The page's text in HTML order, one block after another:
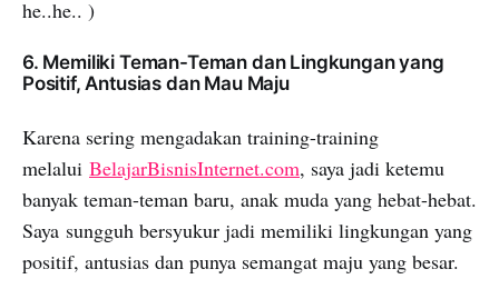
he..he.. )
6. Memiliki Teman-Teman dan Lingkungan yang
Positif, Antusias dan Mau Maju
Karena sering mengadakan training-training
melalui BelajarBisnisInternet.com, saya jadi ketemu
banyak teman-teman baru, anak muda yang hebat-hebat.
Saya sungguh bersyukur jadi memiliki lingkungan yang
positif, antusias dan punya semangat maju yang besar.